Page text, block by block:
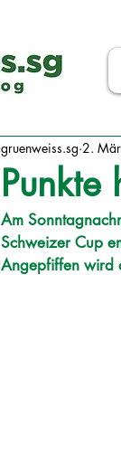
Punkte
gruenweiss.sg 2.
Am
Schweizer Cup
Angepfiffen wird